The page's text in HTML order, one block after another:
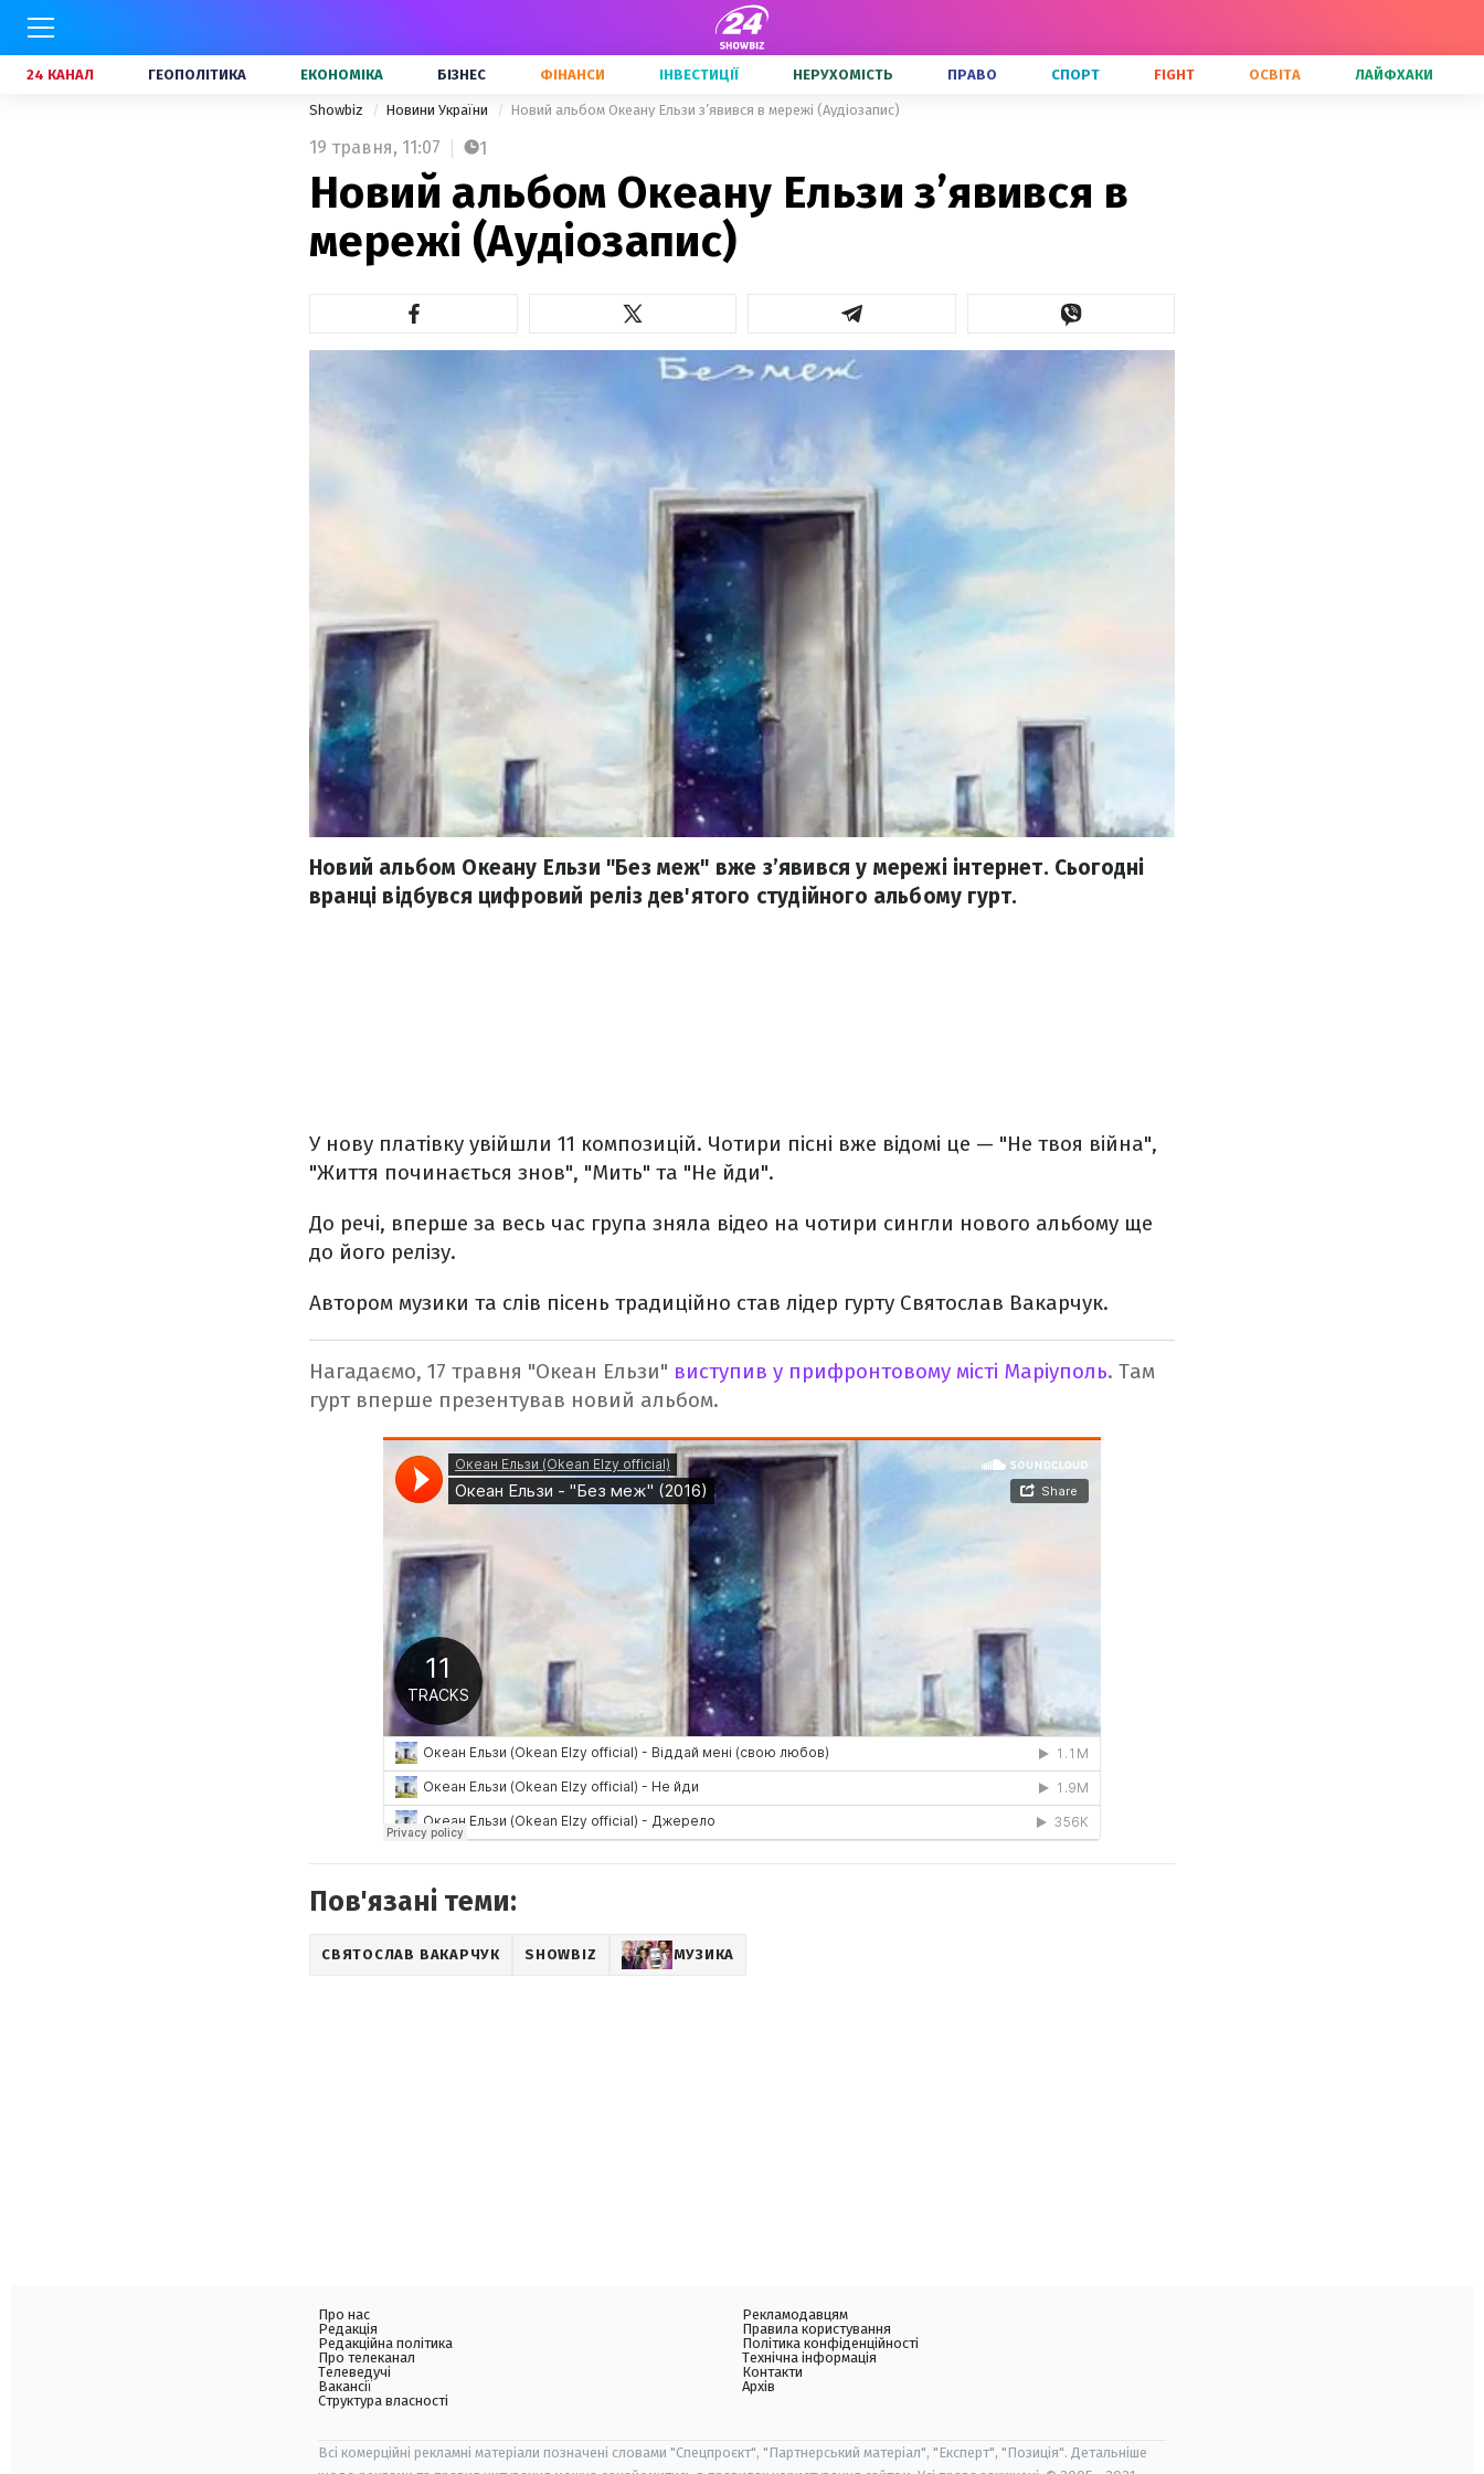
24 КАНАЛ ГЕОПОЛІТИКА ЕКОНОМІКА БІЗНЕС ФІНАНСИ ІНВЕСТИЦІЇ НЕРУХОМІСТЬ ПРАВО СПОРТ FIGHT ОСВІТА ЛАЙФХАКИ
Showbiz Новини України Новий альбом Океану Ельзи з’явився в мережі (Аудіозапис)
19 травня, 11:07 1
Новий альбом Океану Ельзи з’явився в
мережі (Аудіозапис)
Новий альбом Океану Ельзи "Без меж" вже з’явився у мережі інтернет. Сьогодні
вранці відбувся цифровий реліз дев'ятого студійного альбому гурт.
У нову платівку увійшли 11 композицій. Чотири пісні вже відомі це — "Не твоя війна",
"Життя починається знов", "Мить" та "Не йди".
До речі, вперше за весь час група зняла відео на чотири сингли нового альбому ще
до його релізу.
Автором музики та слів пісень традиційно став лідер гурту Святослав Вакарчук.
Нагадаємо, 17 травня "Океан Ельзи" виступив у прифронтовому місті Маріуполь. Там
гурт вперше презентував новий альбом.
Пов'язані теми:
СВЯТОСЛАВ ВАКАРЧУК SHOWBIZ МУЗИКА
Про нас
Редакція
Редакційна політика
Про телеканал
Телеведучі
Вакансії
Структура власності
Рекламодавцям
Правила користування
Політика конфіденційності
Технічна інформація
Контакти
Архів
Всі комерційні рекламні матеріали позначені словами "Спецпроєкт", "Партнерський матеріал", "Експерт", "Позиція". Детальніше